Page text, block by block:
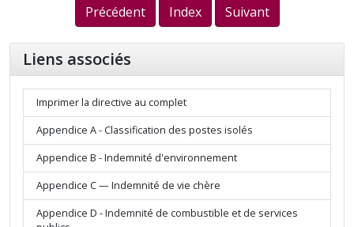
Précédent Index Suivant
Liens associés
Imprimer la directive au complet
Appendice A - Classification des postes isolés
Appendice B - Indemnité d'environnement
Appendice C — Indemnité de vie chère
Appendice D - Indemnité de combustible et de services